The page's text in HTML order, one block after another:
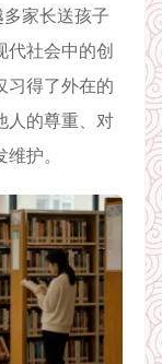
家长送孩子
代社会中的创
习得了外在的
人的尊重、对
护。